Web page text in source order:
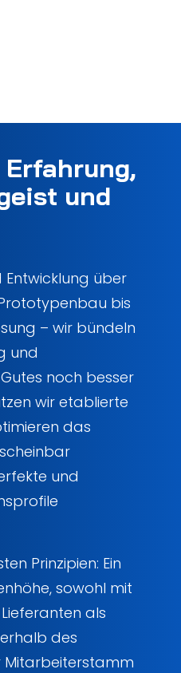
und
über
bis
– wir bündeln
und
noch besser
wir etablierte
das
und
Prinzipien: Ein
sowohl mit
als
des
Mitarbeiterstamm